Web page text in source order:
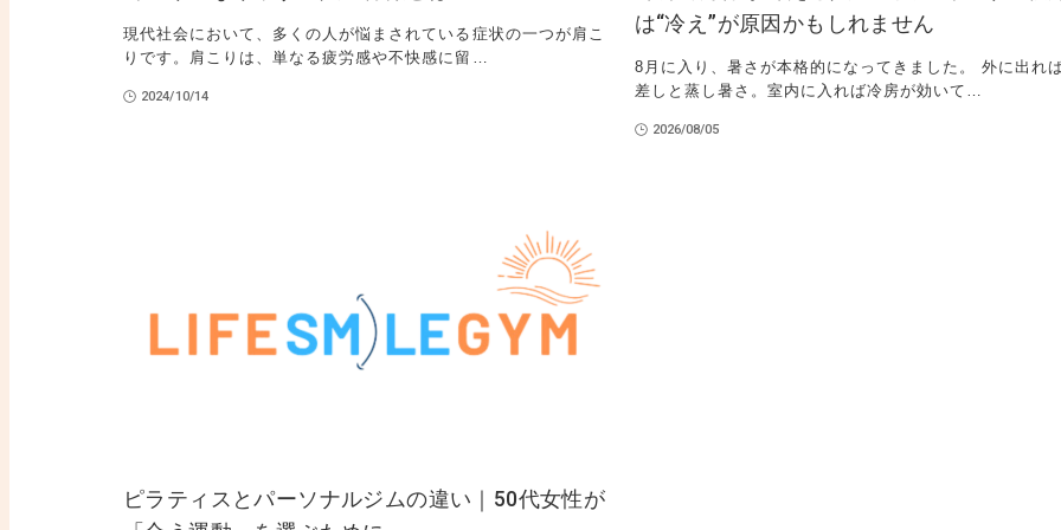
現代社会において、多くの人が悩まされている症状の一つが肩こ
りです。肩こりは、単なる疲労感や不快感に留…
2024/10/14
は“冷え”が原因かもしれません
8月に入り、暑さが本格的になってきました。 外に出れ
差しと蒸し暑さ。室内に入れば冷房が効いて…
2026/08/05
ピラティスとパーソナルジムの違い｜50代女性が